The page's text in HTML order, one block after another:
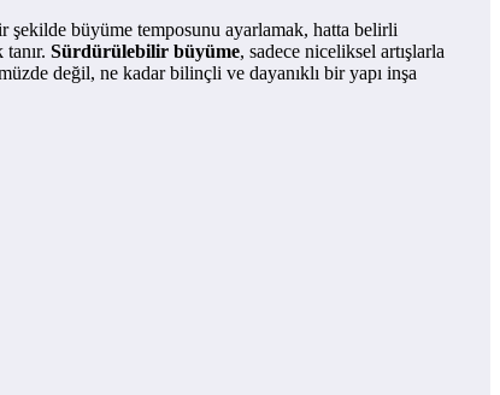
büyüme temposunu ayarlamak, hatta belirli
Sürdürülebilir büyüme, sadece niceliksel artışlarla
değil, ne kadar bilinçli ve dayanıklı bir yapı inşa